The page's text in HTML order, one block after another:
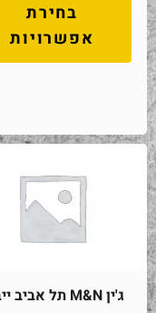
בחירת
אפשרויות
ג'ין M&N תל אביב ייבש